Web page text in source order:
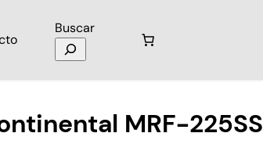
Buscar
MRF-225SS